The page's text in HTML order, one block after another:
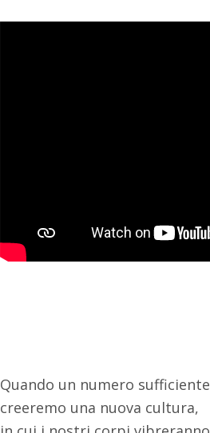
Quando un numero
creeremo una nuova cultura,